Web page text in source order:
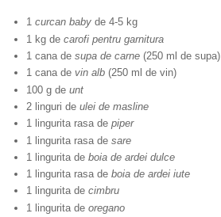
1 curcan baby de 4-5 kg
1 kg de carofi pentru garnitura
1 cana de supa de carne (250 ml de supa)
1 cana de vin alb (250 ml de vin)
100 g de unt
2 linguri de ulei de masline
1 lingurita rasa de piper
1 lingurita rasa de sare
1 lingurita de boia de ardei dulce
1 lingurita rasa de boia de ardei iute
1 lingurita de cimbru
1 lingurita de oregano